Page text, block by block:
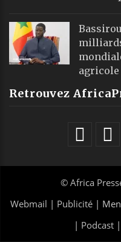
agricole
Retrouvez
© Africa
Webmail | Publicité |
| Podcast|